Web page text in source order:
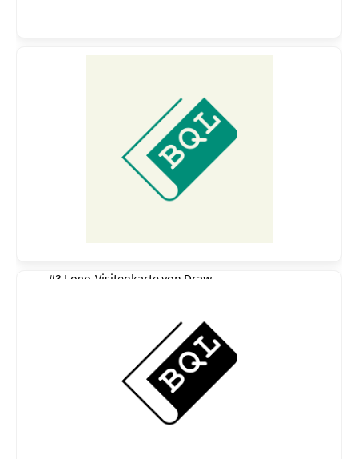
#3 Logo-Visitenkarte von Draw